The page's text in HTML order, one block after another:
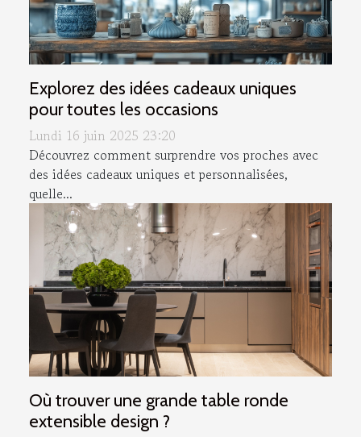
Explorez des idées cadeaux uniques
pour toutes les occasions
Lundi 16 juin 2025 23:20
Découvrez comment surprendre vos proches avec
des idées cadeaux uniques et personnalisées,
quelle...
Où trouver une grande table ronde
extensible design ?